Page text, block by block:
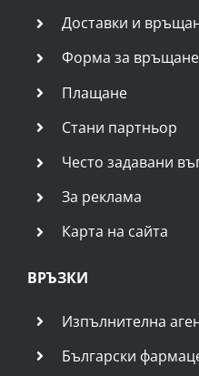
Доставки и
Форма за връщане
Плащане
Стани партньор
Често задавани
За реклама
Карта на сайта
ВРЪЗКИ
Изпълнителна
Български